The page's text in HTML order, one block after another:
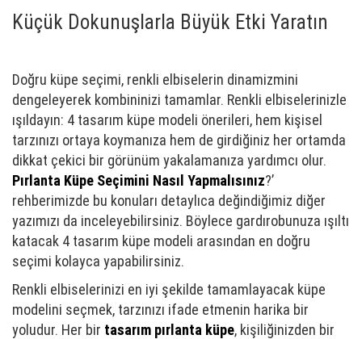
Küçük Dokunuşlarla Büyük Etki Yaratın
Doğru küpe seçimi, renkli elbiselerin dinamizmini
dengeleyerek kombininizi tamamlar. Renkli elbiselerinizle
ışıldayın: 4 tasarım küpe modeli önerileri, hem kişisel
tarzınızı ortaya koymanıza hem de girdiğiniz her ortamda
dikkat çekici bir görünüm yakalamanıza yardımcı olur.
Pırlanta Küpe Seçimini Nasıl Yapmalısınız?’
rehberimizde bu konuları detaylıca değindiğimiz diğer
yazımızı da inceleyebilirsiniz. Böylece gardırobunuza ışıltı
katacak 4 tasarım küpe modeli arasından en doğru
seçimi kolayca yapabilirsiniz.
Renkli elbiselerinizi en iyi şekilde tamamlayacak küpe
modelini seçmek, tarzınızı ifade etmenin harika bir
yoludur. Her bir tasarım pırlanta küpe, kişiliğinizden bir